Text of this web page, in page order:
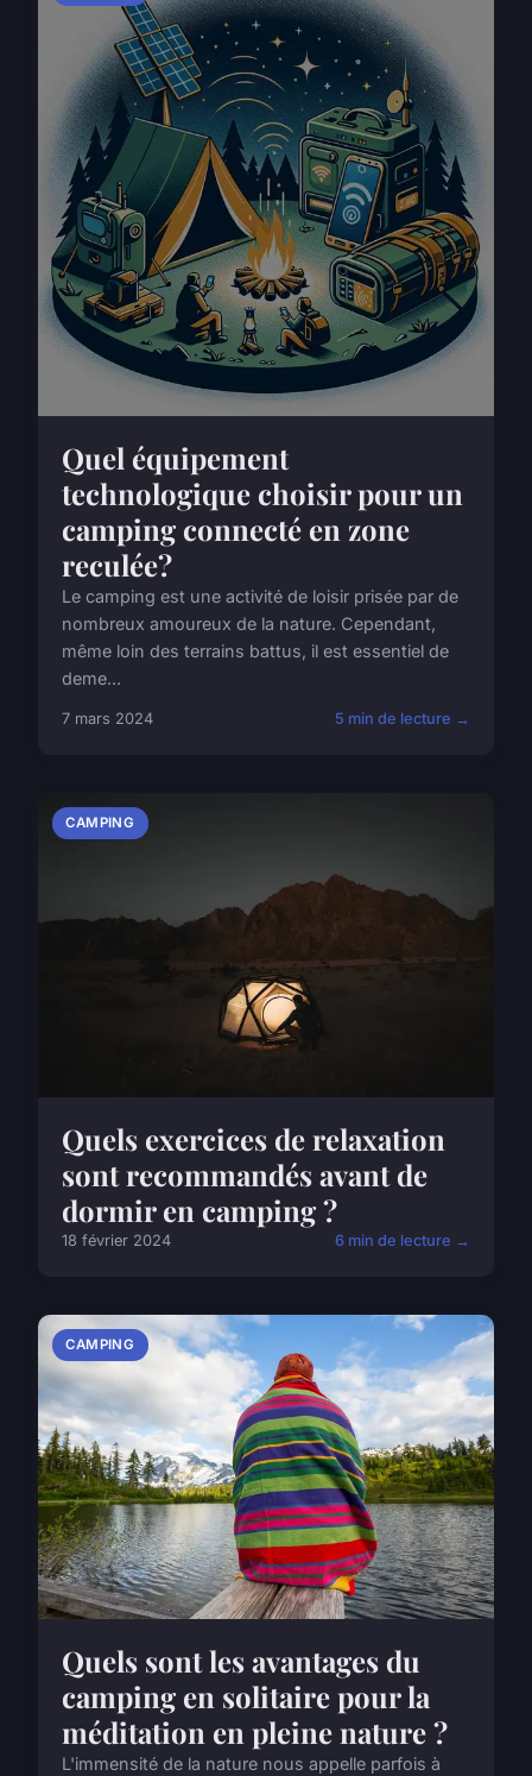
Quel équipement
technologique choisir pour un
camping connecté en zone
reculée?
Le camping est une activité de loisir prisée par de
nombreux amoureux de la nature. Cependant,
même loin des terrains battus, il est essentiel de
deme...
7 mars 2024 5 min de lecture →
CAMPING
Quels exercices de relaxation
sont recommandés avant de
dormir en camping ?
18 février 2024 6 min de lecture →
CAMPING
Quels sont les avantages du
camping en solitaire pour la
méditation en pleine nature ?
L'immensité de la nature nous appelle parfois à